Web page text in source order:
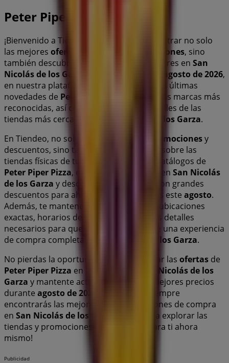
Peter Piper Pizza
¡Bienvenido a Tiendeo! Aquí puedes encontrar no solo
las mejores ofertas promociones, sino
también descubrir las tiendas más populares en San
Nicolás de los Garza
agosto de 2026,
en nuestra plataforma podrás conocer las últimas
novedades de Peter Piper Pizza
, una de las marcas más
reconocidas, así como la ubicación y detalles de las
tiendas más cercanas en
San Nicolás de los Garza.
En Tiendeo, no solo tendrás acceso a
promocionesy
descuentos, sino también a información sobre las
tiendas físicas de tu ciudad. Explora los catálogos de
Peter Piper Pizza, encuentra las tiendas en San Nicolás
de los Garza y descubre los productos con grandes
descuentos para ahorrar en tus compras este agosto.
Además, te mantenemos al tanto de las ubicaciones
exactas, horarios de atención y todos los detalles
necesarios para que puedas disfrutar de una experiencia
de compra completa en
San Nicolás de los Garza.
No pierdas la oportunidad de aprovechar las ofertas de
Peter Piper Pizza en las tiendas de
San Nicolás de los
Garza y mantente actualizado con los mejores precios
durante agosto de 2026
. En Tiendeo, siempre
encontrarás las mejores tiendas y opciones de compra
en San Nicolás de los Garza
. ¡Empieza a explorar las
tiendas y promociones que tenemos para ti ahora
mismo!
Publicidad